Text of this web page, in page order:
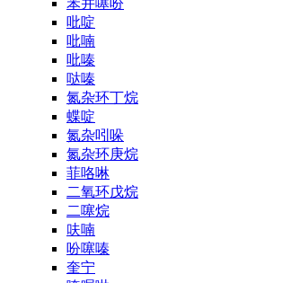
苯并噻吩
吡啶
吡喃
吡嗪
哒嗪
氮杂环丁烷
蝶啶
氮杂吲哚
氮杂环庚烷
菲咯啉
二氧环戊烷
二噻烷
呋喃
吩噻嗪
奎宁